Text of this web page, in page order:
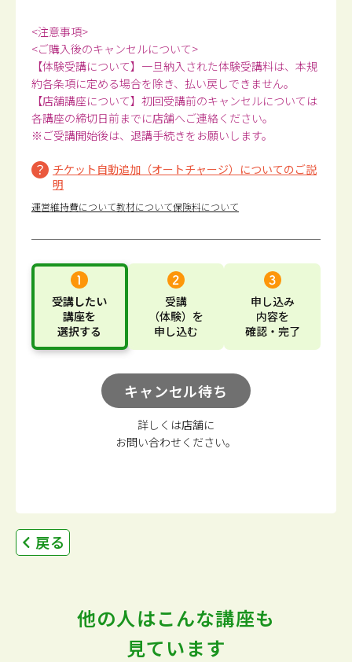
<注意事項>
<ご購入後のキャンセルについて>
【体験受講について】一旦納入された体験受講料は、本規
約各条項に定める場合を除き、払い戻しできません。
【店舗講座について】初回受講前のキャンセルについては
各講座の締切日前までに店舗へご連絡ください。
※ご受講開始後は、退講手続きをお願いします。
チケット自動追加（オートチャージ）についてのご説
明
運営維持費について教材について保険料について
受講したい
講座を
選択する
受講
（体験） を
申し込む
申し込み
内容を
確認・完了
キャンセル待ち
詳しくは店舗に
お問い合わせください。
戻る
他の人はこんな講座も
見ています